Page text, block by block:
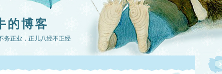
的博客
务正业，正儿八经不正经